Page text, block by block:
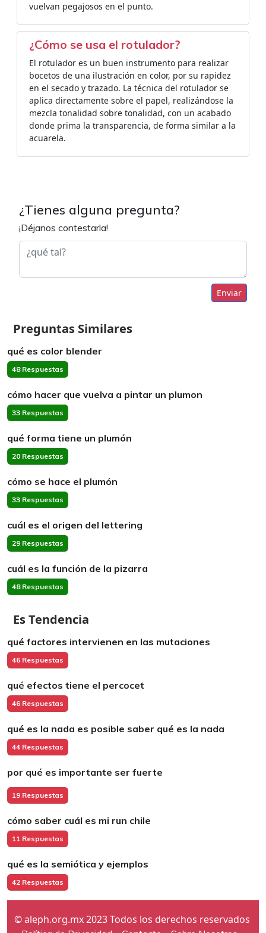
vuelvan pegajosos en el punto.
¿Cómo se usa el rotulador?
El rotulador es un buen instrumento para realizar
bocetos de una ilustración en color, por su rapidez
en el secado y trazado. La técnica del rotulador se
aplica directamente sobre el papel, realizándose la
mezcla tonalidad sobre tonalidad, con un acabado
donde prima la transparencia, de forma similar a la
acuarela.
¿Tienes alguna pregunta?
¡Déjanos contestarla!
Enviar
Preguntas Similares
qué es color blender
48 Respuestas
cómo hacer que vuelva a pintar un plumon
33 Respuestas
qué forma tiene un plumón
20 Respuestas
cómo se hace el plumón
33 Respuestas
cuál es el origen del lettering
29 Respuestas
cuál es la función de la pizarra
48 Respuestas
Es Tendencia
qué factores intervienen en las mutaciones
46 Respuestas
qué efectos tiene el percocet
46 Respuestas
qué es la nada es posible saber qué es la nada
44 Respuestas
por qué es importante ser fuerte
19 Respuestas
cómo saber cuál es mi run chile
11 Respuestas
qué es la semiótica y ejemplos
42 Respuestas
© aleph.org.mx 2023 Todos los derechos reservados